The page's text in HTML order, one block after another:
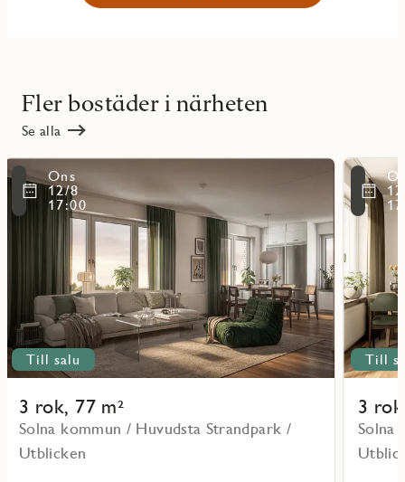
Fler bostäder i närheten
Se alla
Till salu
3 rok, 77 m²
Solna kommun / Huvudsta Strandpark /
Utblicken
Ons
12/8
17:00
Läs
mer
objekt
Till
3
Solna
Läs
mer
om
objekt
11501